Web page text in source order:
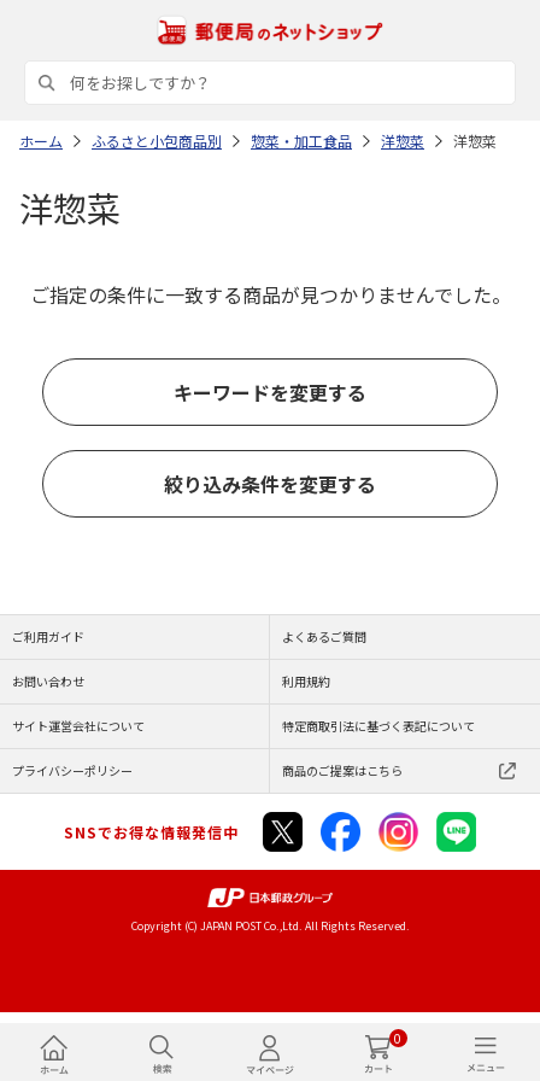
0
ホーム ふるさと小包商品別 惣菜・加工食品 洋惣菜 洋惣菜
洋惣菜
ご指定の条件に一致する商品が見つかりませんでした。
キーワードを変更する
絞り込み条件を変更する
ご利用ガイド よくあるご質問
お問い合わせ 利用規約
サイト運営会社について 特定商取引法に基づく表記について
プライバシーポリシー 商品のご提案はこちら
SNSでお得な情報発信中
Copyright (C) JAPAN POST Co.,Ltd. All Rights Reserved.